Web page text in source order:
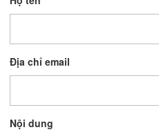
Địa chỉ email
Nội dung